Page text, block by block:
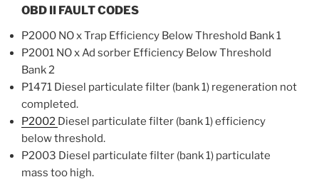
OBD II FAULT CODES
P2000 NO x Trap Efficiency Below Threshold Bank 1
P2001 NO x Ad sorber Efficiency Below Threshold
Bank 2
P1471 Diesel particulate filter (bank 1) regeneration not
completed.
P2002 Diesel particulate filter (bank 1) efficiency
below threshold.
P2003 Diesel particulate filter (bank 1) particulate
mass too high.